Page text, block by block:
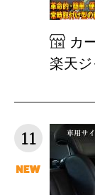
カ
楽天
11